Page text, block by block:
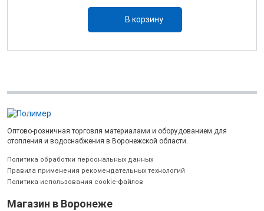
В корзину
Оптово-розничная торговля материалами и оборудованием для
отопления и водоснабжения в Воронежской области.
Политика обработки персональных данных
Правила применения рекомендательных технологий
Политика использования cookie-файлов
Магазин в Воронеже